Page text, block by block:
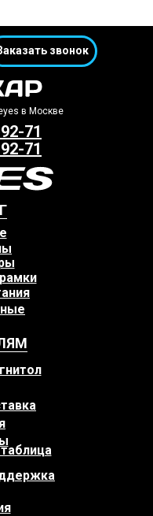
71
71
звонок
в Москве